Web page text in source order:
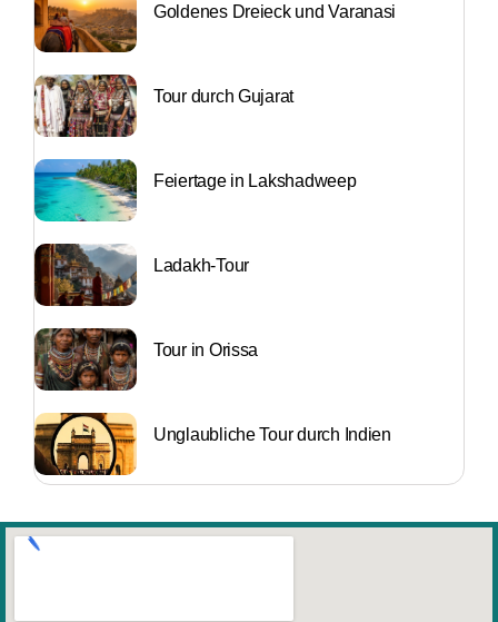
Goldenes Dreieck und Varanasi
Tour durch Gujarat
Feiertage in Lakshadweep
Ladakh-Tour
Tour in Orissa
Unglaubliche Tour durch Indien